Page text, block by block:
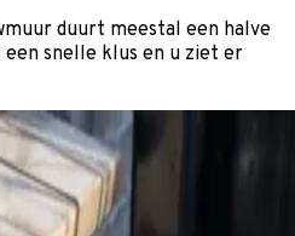
duurt meestal een halve
een snelle klus en u ziet er